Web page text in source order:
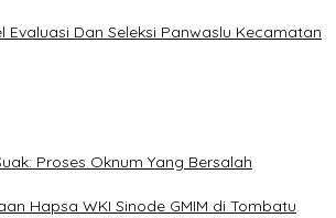
Evaluasi Dan Seleksi Panwaslu Kecamatan
Proses Oknum Yang Bersalah
Hapsa WKI Sinode GMIM di Tombatu